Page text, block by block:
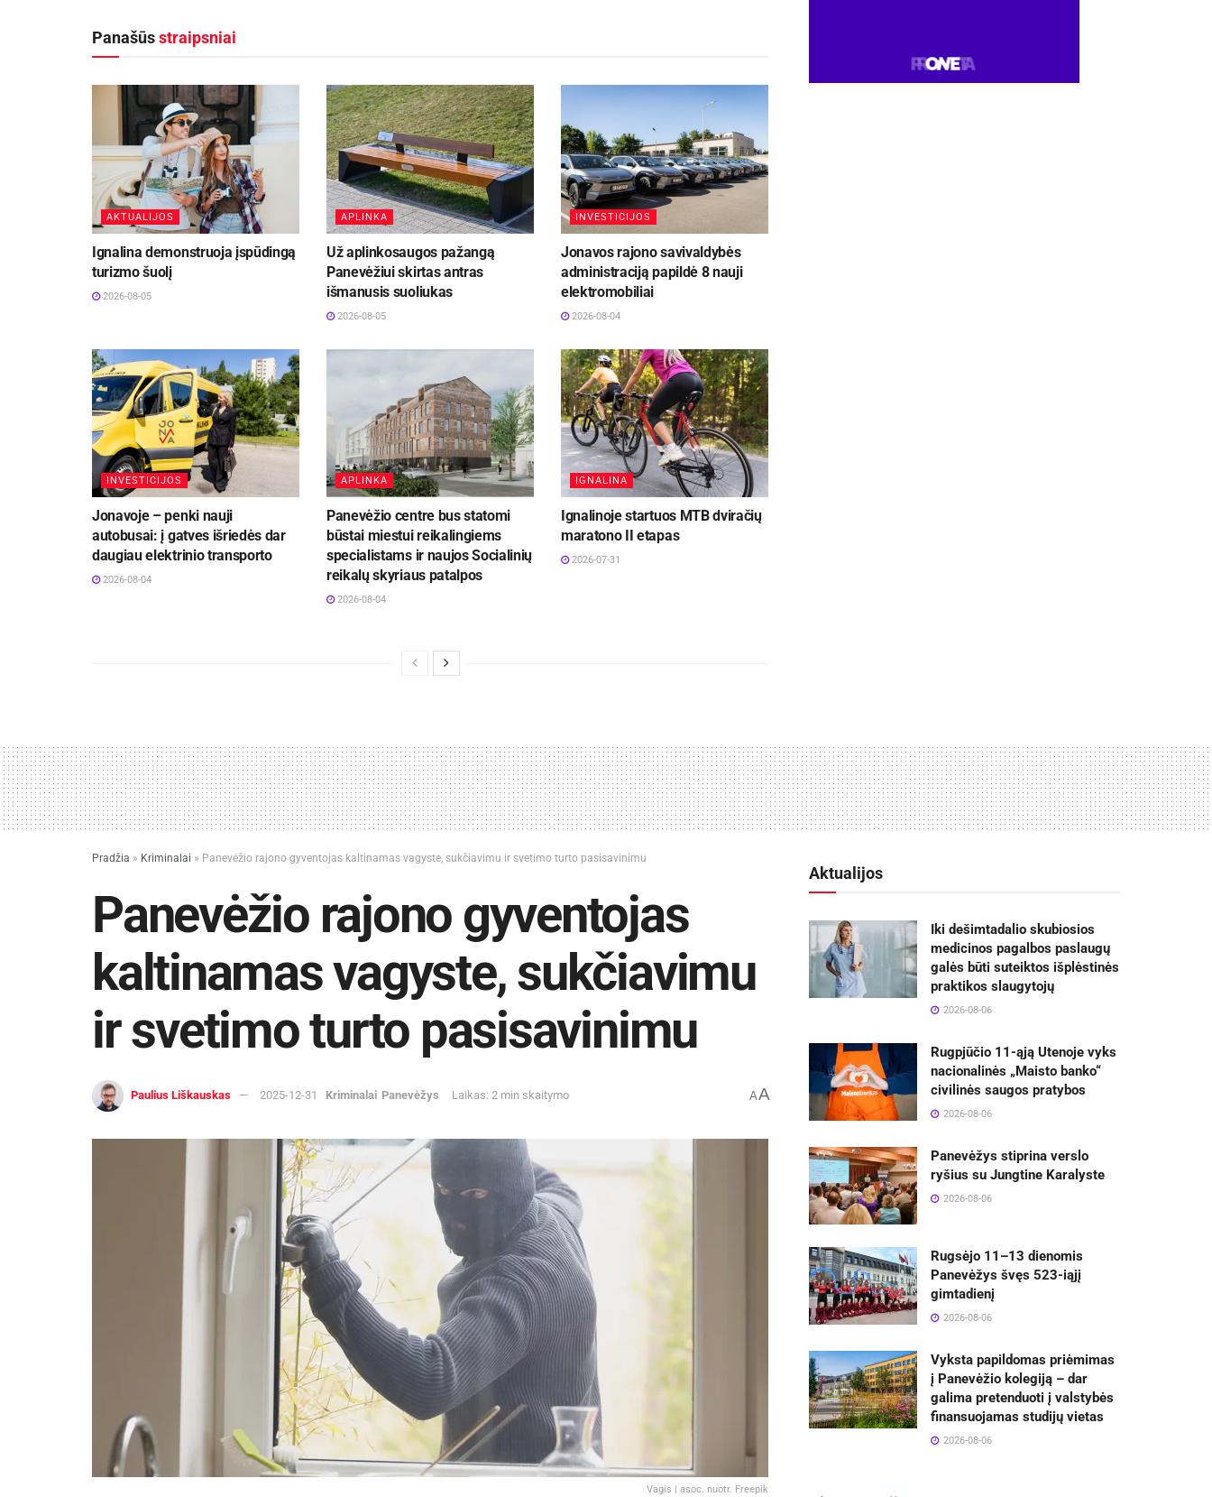
Panašūsstraipsniai
AKTUALIJOS
Ignalina demonstruoja įspūdingą
turizmo šuolį
2026-08-05
APLINKA
Už aplinkosaugos pažangą
Panevėžiui skirtas antras
išmanusis suoliukas
2026-08-05
INVESTICIJOS
Jonavos rajono savivaldybės
administraciją papildė 8 nauji
elektromobiliai
2026-08-04
INVESTICIJOS
Jonavoje – penki nauji
autobusai: į gatves išriedės dar
daugiau elektrinio transporto
2026-08-04
APLINKA
Panevėžio centre bus statomi
būstai miestui reikalingiems
specialistams ir naujos Socialinių
reikalų skyriaus patalpos
2026-08-04
IGNALINA
Ignalinoje startuos MTB dviračių
maratono II etapas
2026-07-31
Pradžia » Kriminalai » Panevėžio rajono gyventojas kaltinamas vagyste, sukčiavimu ir svetimo turto pasisavinimu
Panevėžio rajono gyventojas
kaltinamas vagyste, sukčiavimu
ir svetimo turto pasisavinimu
Paulius Liškauskas 2025-12-31 Kriminalai Panevėžys Laikas: 2 min skaitymo AA
Vagis | asoc. nuotr. Freepik
Aktualijos
Iki dešimtadalio skubiosios
medicinos pagalbos paslaugų
galės būti suteiktos išplėstinės
praktikos slaugytojų
2026-08-06
Rugpjūčio 11-ąją Utenoje vyks
nacionalinės „Maisto banko“
civilinės saugos pratybos
2026-08-06
Panevėžys stiprina verslo
ryšius su Jungtine Karalyste
2026-08-06
Rugsėjo 11–13 dienomis
Panevėžys švęs 523-iąjį
gimtadienį
2026-08-06
Vyksta papildomas priėmimas
į Panevėžio kolegiją – dar
galima pretenduoti į valstybės
finansuojamas studijų vietas
2026-08-06